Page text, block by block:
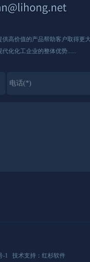
高价值的产品帮助客户取得更
化化工企业的整体优势......
-1 技术支持： 红杉软件